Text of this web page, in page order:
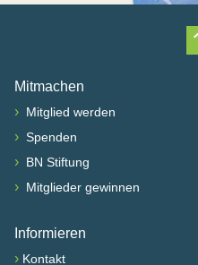
Mitmachen
› Mitglied werden
› Spenden
› BN Stiftung
› Mitglieder gewinnen
Informieren
› Kontakt